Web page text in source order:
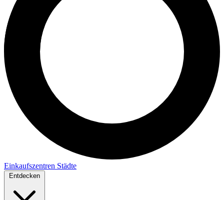
Einkaufszentren Städte
Entdecken